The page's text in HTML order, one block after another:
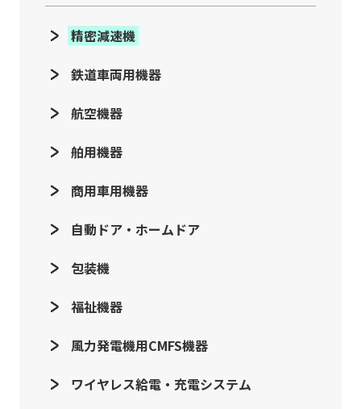
精密減速機
鉄道車両用機器
航空機器
舶用機器
商用車用機器
自動ドア・ホームドア
包装機
福祉機器
風力発電機用CMFS機器
ワイヤレス給電・充電システム